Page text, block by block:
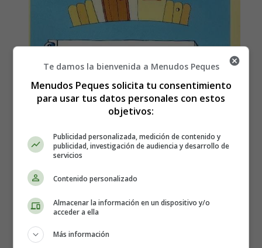
Detalles
Escrito por:Estefanía Morera
Categoría:
Te damos la bienvenida a Menudos Peques
Menudos Peques solicita tu consentimiento
para usar tus datos personales con estos
objetivos:
Publicidad personalizada, medición de contenido y
publicidad, investigación de audiencia y desarrollo de
servicios
Contenido personalizado
Almacenar la información en un dispositivo y/o
acceder a ella
Más información